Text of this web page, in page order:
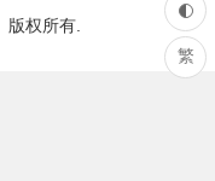
版权所有.
繁